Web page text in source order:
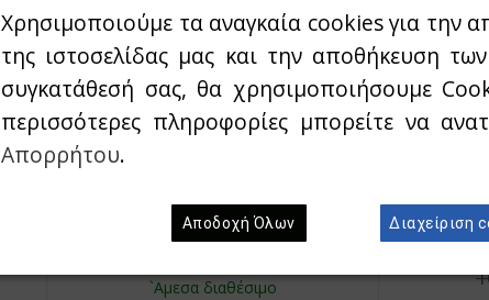
ΘΡΗΣΚΕΙΑ ΚΑΙ ΕΞΟΥΣΙΑ
ΣΕ ΥΠΗΚΟΟ, ΤΟΥ ΑΤΟΜΟΥ ΣΕ ΜΑΖΑ
15,90€ 12,72€
`Αμεσα διαθέσιμο
Χρησιμοποιούμε τα αναγκαία cookies για την
της ιστοσελίδας μας και την αποθήκευση
συγκατάθεσή σας, θα χρησιμοποιήσουμε
περισσότερες πληροφορίες μπορείτε να
Απορρήτου.
Αποδοχή Όλων Διαχείριση